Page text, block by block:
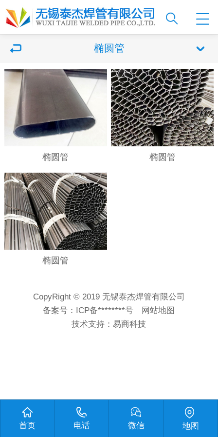
椭圆管
椭圆管 椭圆管
椭圆管
CopyRight © 2019 无锡泰杰焊管有限公司
备案号： ICP备********号
网站地图
技术支持： 易商科技
首页 电话 微信 地图